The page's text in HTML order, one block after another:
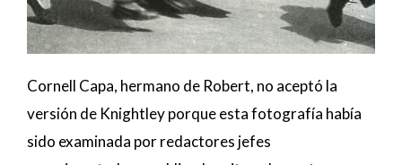
Cornell Capa, hermano de Robert, no aceptó la
versión de Knightley porque esta fotografía había
sido examinada por redactores jefes